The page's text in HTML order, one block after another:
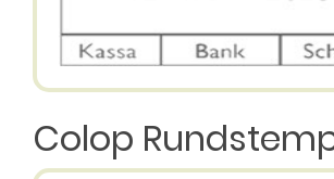
Colop